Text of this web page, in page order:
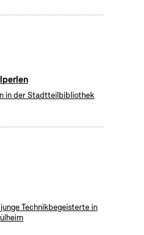
in der Stadtteilbibliothek
Technikbegeisterte in